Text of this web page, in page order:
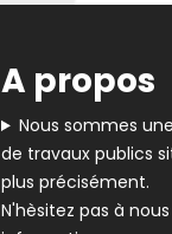
A propos
Nous sommes
de travaux publics
plus précisément.
N'hèsitez pas à